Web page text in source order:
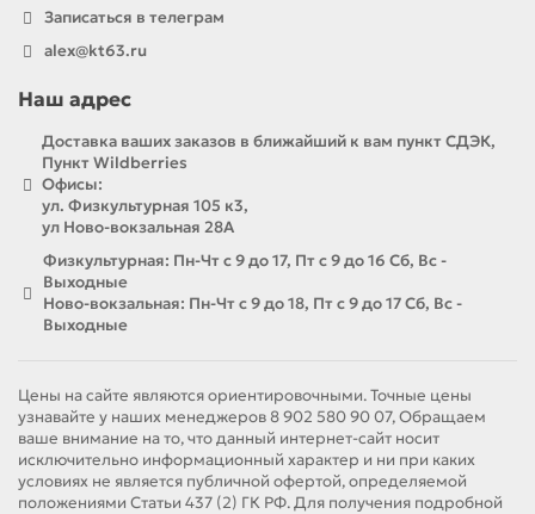
Записаться в телеграм
alex@kt63.ru
Наш адрес
Доставка ваших заказов в ближайший к вам пункт СДЭК,
Пункт Wildberries
Офисы:
ул. Физкультурная 105 к3,
ул Ново-вокзальная 28А
Физкультурная: Пн-Чт с 9 до 17, Пт с 9 до 16 Сб, Вс -
Выходные
Ново-вокзальная: Пн-Чт с 9 до 18, Пт с 9 до 17 Сб, Вс -
Выходные
Цены на сайте являются ориентировочными. Точные цены
узнавайте у наших менеджеров 8 902 580 90 07, Обращаем
ваше внимание на то, что данный интернет-сайт носит
исключительно информационный характер и ни при каких
условиях не является публичной офертой, определяемой
положениями Статьи 437 (2) ГК РФ. Для получения подробной